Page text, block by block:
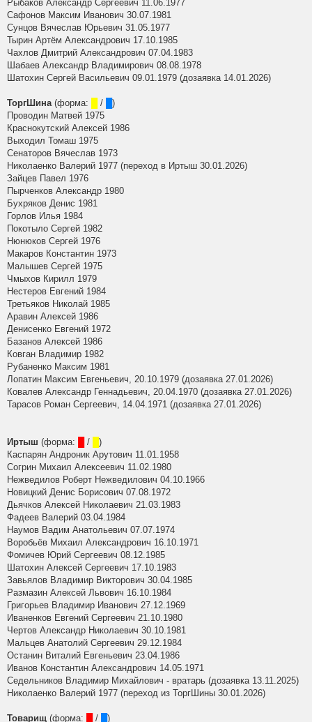
Рыбаков Александр Сергеевич 11.06.1977
Сафонов Максим Иванович 30.07.1981
Сунцов Вячеслав Юрьевич 31.05.1977
Тырин Артём Александрович 17.10.1985
Чахлов Дмитрий Александрович 07.04.1983
Шабаев Александр Владимирович 08.08.1978
Шатохин Сергей Васильевич 09.01.1979 (дозаявка 14.01.2026)
ТоргШина(форма: /
)
Проводин Матвей 1975
Краснокутский Алексей 1986
Выходил Томаш 1975
Сенаторов Вячеслав 1973
Николаенко Валерий 1977 (переход в Иртыш 30.01.2026)
Зайцев Павел 1976
Пырченков Александр 1980
Бухряков Денис 1981
Горлов Илья 1984
Покотыло Сергей 1982
Нюнюков Сергей 1976
Макаров Константин 1973
Малышев Сергей 1975
Чмыхов Кирилл 1979
Нестеров Евгений 1984
Третьяков Николай 1985
Аравин Алексей 1986
Денисенко Евгений 1972
Базанов Алексей 1986
Ковган Владимир 1982
Рубаненко Максим 1981
Лопатин Максим Евгеньевич, 20.10.1979 (дозаявка 27.01.2026)
Ковалев Александр Геннадьевич, 20.04.1970 (дозаявка 27.01.2026)
Тарасов Роман Сергеевич, 14.04.1971 (дозаявка 27.01.2026)
Иртыш (форма: /
)
Каспарян Андроник Арутович 11.01.1958
Согрин Михаил Алексеевич 11.02.1980
Нежведилов Роберт Нежведилович 04.10.1966
Новицкий Денис Борисович 07.08.1972
Дьячков Алексей Николаевич 21.03.1983
Фадеев Валерий 03.04.1984
Наумов Вадим Анатольевич 07.07.1974
Воробьёв Михаил Александрович 16.10.1971
Фомичев Юрий Сергеевич 08.12.1985
Шатохин Алексей Сергеевич 17.10.1983
Завьялов Владимир Викторович 30.04.1985
Размазин Алексей Львович 16.10.1984
Григорьев Владимир Иванович 27.12.1969
Иваненков Евгений Сергеевич 21.10.1980
Чертов Александр Николаевич 30.10.1981
Мальцев Анатолий Сергеевич 29.12.1984
Останин Виталий Евгеньевич 23.04.1986
Иванов Константин Александрович 14.05.1971
Седельников Владимир Михайлович - вратарь (дозаявка 13.11.2025)
Николаенко Валерий 1977 (переход из ТоргШины 30.01.2026)
Товарищ (форма: /
)